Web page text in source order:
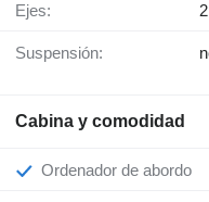
Ejes: 2
Suspensión:
Cabina y comodidad
Ordenador de abordo